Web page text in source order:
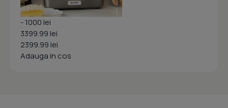
- 1000 lei
3399.99 lei
2399.99 lei
Adauga in cos